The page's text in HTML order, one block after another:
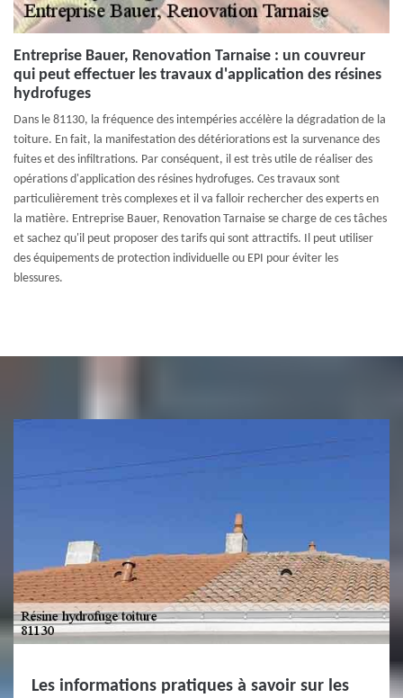
Entreprise Bauer, Renovation Tarnaise : un couvreur
qui peut effectuer les travaux d'application des résines
hydrofuges
Dans le 81130, la fréquence des intempéries accélère la dégradation de la
toiture. En fait, la manifestation des détériorations est la survenance des
fuites et des infiltrations. Par conséquent, il est très utile de réaliser des
opérations d'application des résines hydrofuges. Ces travaux sont
particulièrement très complexes et il va falloir rechercher des experts en
la matière. Entreprise Bauer, Renovation Tarnaise se charge de ces tâches
et sachez qu'il peut proposer des tarifs qui sont attractifs. Il peut utiliser
des équipements de protection individuelle ou EPI pour éviter les
blessures.
Les informations pratiques à savoir sur les